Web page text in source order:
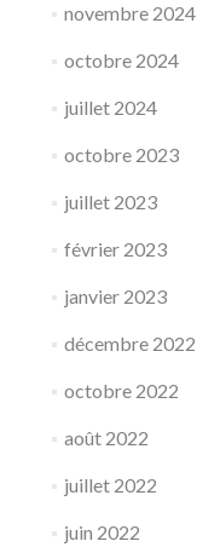
novembre 2024
octobre 2024
juillet 2024
octobre 2023
juillet 2023
février 2023
janvier 2023
décembre 2022
octobre 2022
août 2022
juillet 2022
juin 2022